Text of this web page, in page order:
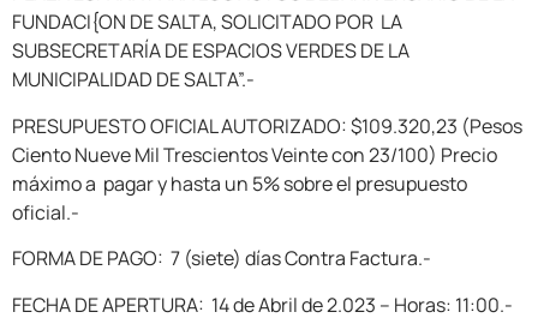
FUNDACI{ON DE SALTA, SOLICITADO POR LA
SUBSECRETARÍA DE ESPACIOS VERDES DE LA
MUNICIPALIDAD DE SALTA”.-
PRESUPUESTO OFICIAL AUTORIZADO: $109.320,23 (Pesos
Ciento Nueve Mil Trescientos Veinte con 23/100) Precio
máximo a pagar y hasta un 5% sobre el presupuesto
oficial.-
FORMA DE PAGO: 7 (siete) días Contra Factura.-
FECHA DE APERTURA: 14 de Abril de 2.023 – Horas: 11:00.-